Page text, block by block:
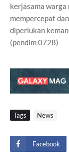
kerjasama
mempercepat
diperlukan
(pendim 0728)
Tags News
Facebook